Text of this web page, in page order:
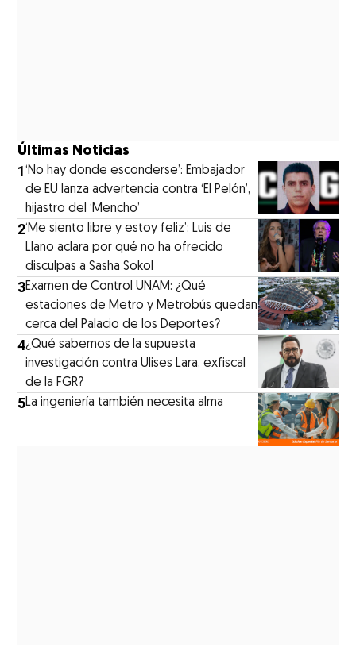
Últimas Noticias
1‘No hay donde esconderse’: Embajador
de EU lanza advertencia contra ‘El Pelón’,
hijastro del ‘Mencho’
2‘Me siento libre y estoy feliz’: Luis de
Llano aclara por qué no ha ofrecido
disculpas a Sasha Sokol
3Examen de Control UNAM: ¿Qué
estaciones de Metro y Metrobús quedan
cerca del Palacio de los Deportes?
4¿Qué sabemos de la supuesta
investigación contra Ulises Lara, exfiscal
de la FGR?
5La ingeniería también necesita alma